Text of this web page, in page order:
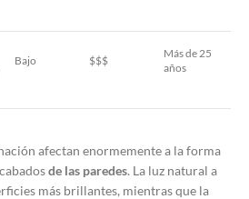
Bajo $$$
Más de 25
años
afectan enormemente a la forma
de las paredes. La luz natural a
más brillantes, mientras que la